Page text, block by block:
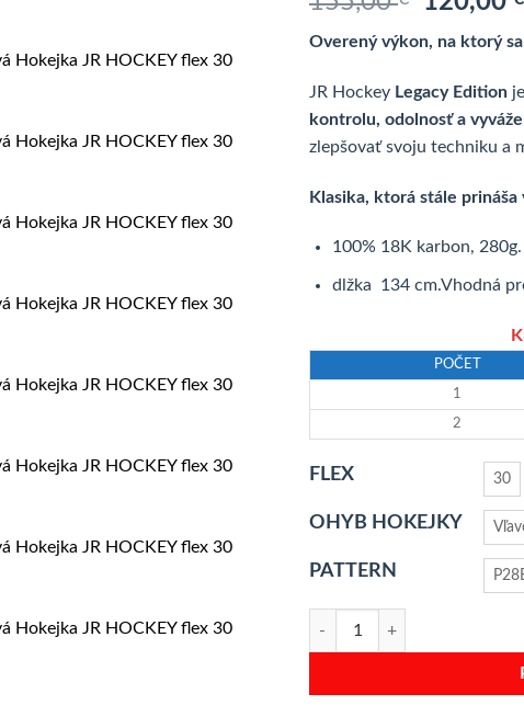
bola:
155,00
Overený výkon, na ktorý
JR Hockey Legacy Edition
kontrolu, odolnosť a
zlepšovať svoju techniku a
Klasika, ktorá stále prináša
100% 18K karbon, 280g.
dlžka 134 cm.Vhodná
POČET
1
2
FLEX 30
OHYB HOKEJKY
PATTERN
množstvo Juniorská 100%